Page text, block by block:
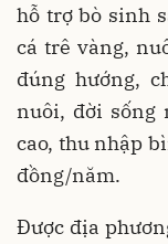
hỗ trợ bò sinh
cá trê vàng,
đúng hướng,
nuôi, đời sống
cao, thu nhập
đồng/năm.
Được địa